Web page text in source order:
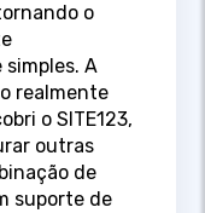
o
A
realmente
o SITE123,
outras
de
suporte de